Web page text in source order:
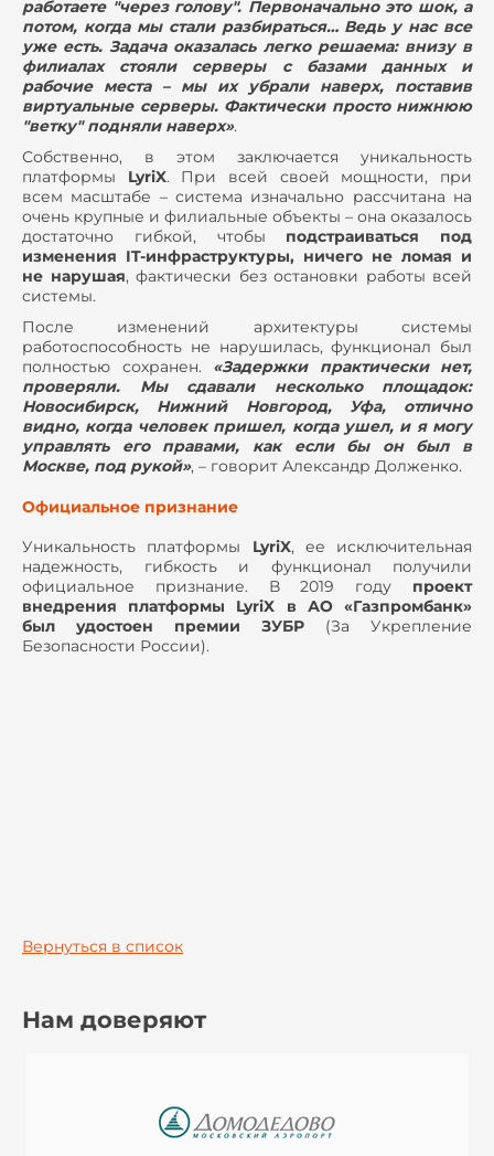
работаете "через голову". Первоначально это шок, а
потом, когда мы стали разбираться… Ведь у нас все
уже есть. Задача оказалась легко решаема: внизу в
филиалах стояли серверы с базами данных и
рабочие места – мы их убрали наверх, поставив
виртуальные серверы. Фактически просто нижнюю
"ветку" подняли наверх».
Собственно, в этом заключается уникальность
платформы LyriX. При всей своей мощности, при
всем масштабе – система изначально рассчитана на
очень крупные и филиальные объекты – она оказалось
достаточно гибкой, чтобы подстраиваться под
изменения IT-инфраструктуры, ничего не ломая и
не нарушая, фактически без остановки работы всей
системы.
После изменений архитектуры системы
работоспособность не нарушилась, функционал был
полностью сохранен. «Задержки практически нет,
проверяли. Мы сдавали несколько площадок:
Новосибирск, Нижний Новгород, Уфа, отлично
видно, когда человек пришел, когда ушел, и я могу
управлять его правами, как если бы он был в
Москве, под рукой», – говорит Александр Долженко.
Официальное признание
Уникальность платформы LyriX, ее исключительная
надежность, гибкость и функционал получили
официальное признание. В 2019 году проект
внедрения платформы LyriX в АО «Газпромбанк»
был удостоен премии ЗУБР (За Укрепление
Безопасности России).
Вернуться в список
Нам доверяют